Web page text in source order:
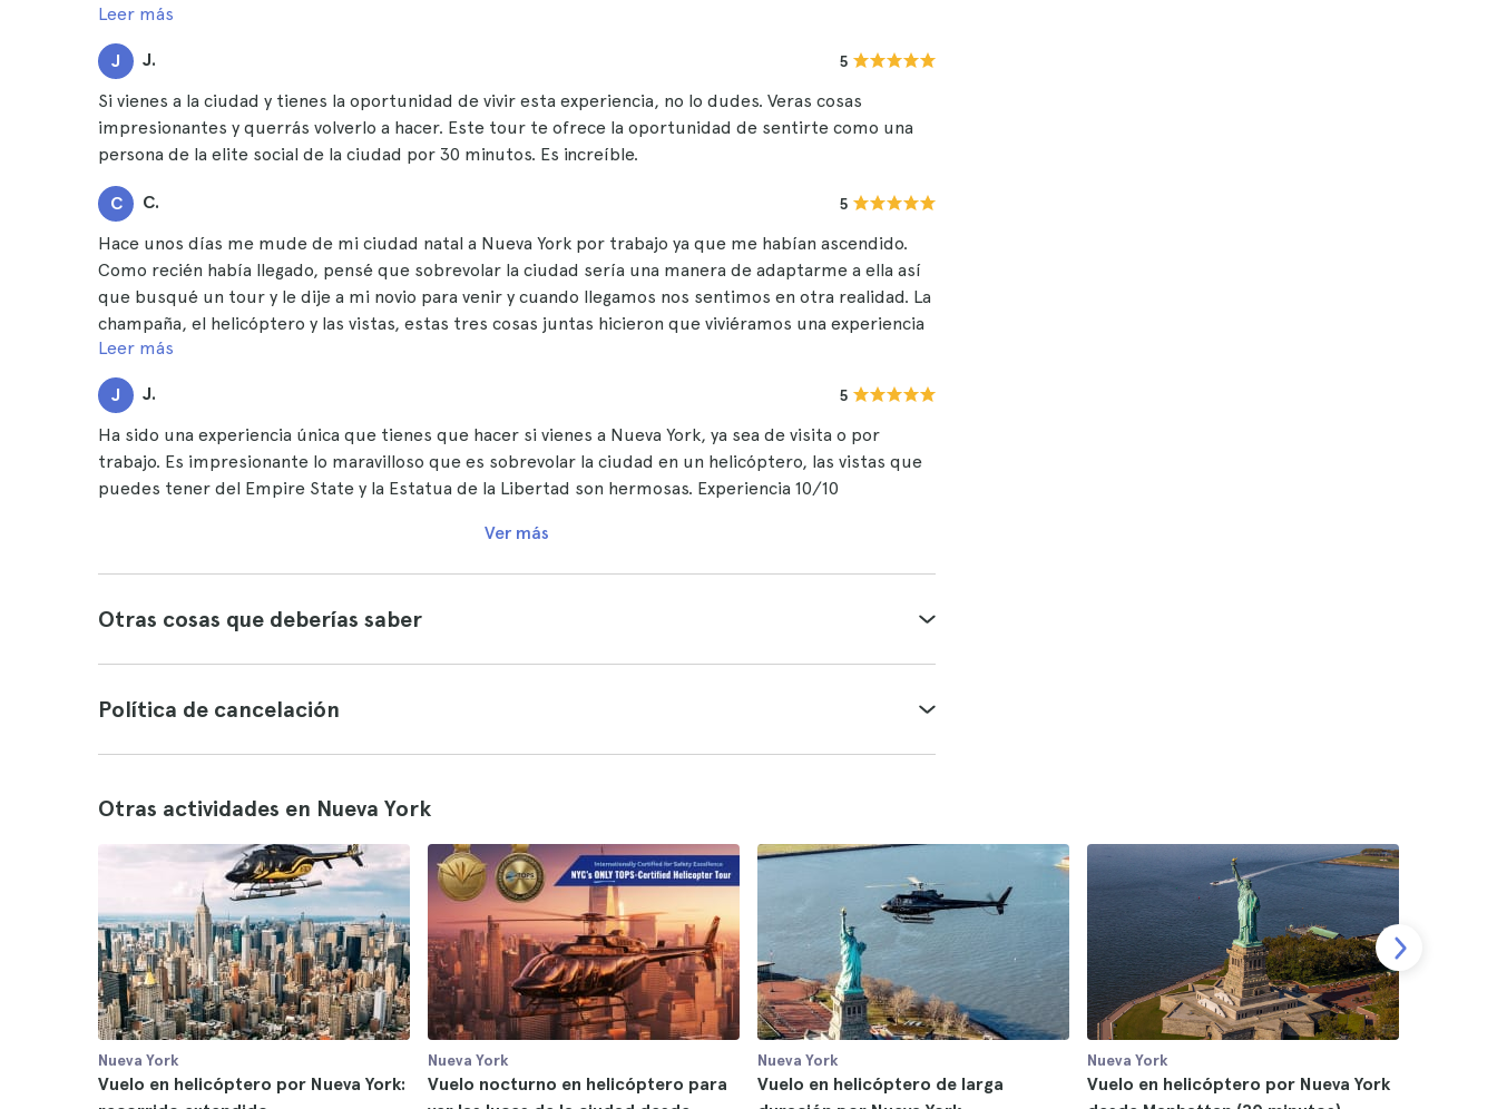
cuantas fotografías pude y al acabar vi como mis suegros me comenzaron a mirar con aceptación. Lo
recomiendo a todos los que tengan la posibilidad de tomar este tour.
Leer más
J J. 5
Si vienes a la ciudad y tienes la oportunidad de vivir esta experiencia, no lo dudes. Veras cosas
impresionantes y querrás volverlo a hacer. Este tour te ofrece la oportunidad de sentirte como una
persona de la elite social de la ciudad por 30 minutos. Es increíble.
C C. 5
Hace unos días me mude de mi ciudad natal a Nueva York por trabajo ya que me habían ascendido.
Como recién había llegado, pensé que sobrevolar la ciudad sería una manera de adaptarme a ella así
que busqué un tour y le dije a mi novio para venir y cuando llegamos nos sentimos en otra realidad. La
champaña, el helicóptero y las vistas, estas tres cosas juntas hicieron que viviéramos una experiencia
de otro mundo. Nos fascino que el piloto hiciera de guía, estamos pegados a la ventana viendo el
paisaje de la ciudad, parecíamos niños. 10/10.
Leer más
J J. 5
Ha sido una experiencia única que tienes que hacer si vienes a Nueva York, ya sea de visita o por
trabajo. Es impresionante lo maravilloso que es sobrevolar la ciudad en un helicóptero, las vistas que
puedes tener del Empire State y la Estatua de la Libertad son hermosas. Experiencia 10/10
Ver más
Otras cosas que deberías saber
Política de cancelación
Otras actividades en Nueva York
Nueva York
Vuelo en helicóptero por Nueva York:
Nueva York
Vuelo nocturno en helicóptero para
Nueva York
Vuelo en helicóptero de larga
Nueva York
Vuelo en helicóptero por Nueva York